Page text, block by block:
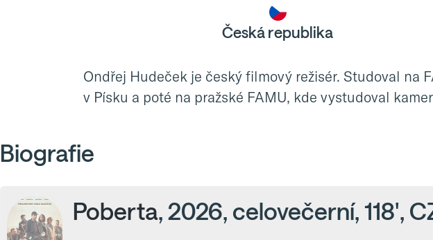
Česká republika
Ondřej Hudeček je český filmový režisér. Studoval na
v Písku a poté na pražské FAMU, kde vystudoval
Biografie
Poberta, 2026, celovečerní, 118',